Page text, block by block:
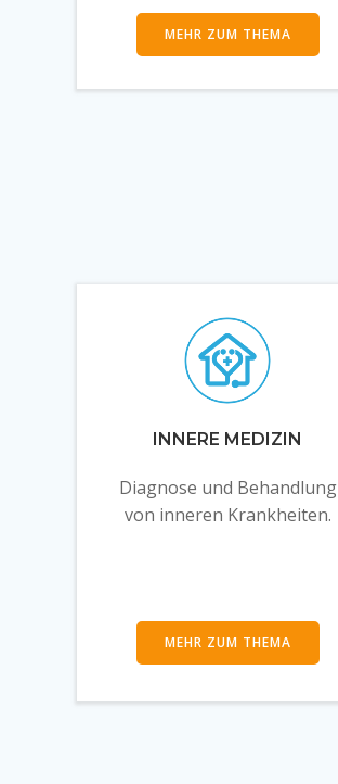
MEHR ZUM THEMA
INNERE MEDIZIN
Diagnose und Behandlung
von inneren Krankheiten.
MEHR ZUM THEMA